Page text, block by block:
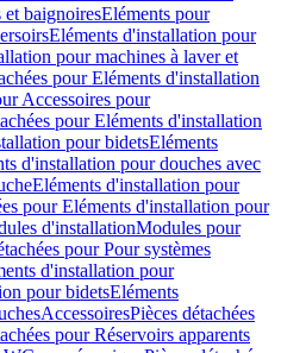
et baignoiresEléments pour
Eléments d'installation pour
pour machines à laver et
pour Eléments d'installation
Accessoires pour
pour Eléments d'installation
pour bidetsEléments
d'installation pour douches avec
Eléments d'installation pour
pour Eléments d'installation pour
d'installationModules pour
pour Pour systèmes
d'installation pour
pour bidetsEléments
AccessoiresPièces détachées
pour Réservoirs apparents